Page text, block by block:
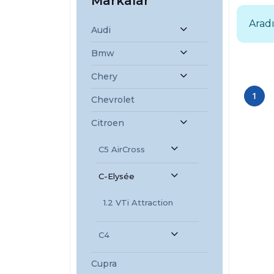
Audi
Bmw
Chery
Chevrolet
Citroen
C5 AirCross
C-Elysée
1.2 VTi Attraction
C4
Cupra
1